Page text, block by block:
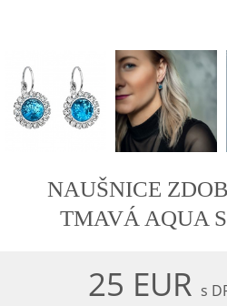
NAUŠNICE
TMAVÁ AQUA
25 EUR s